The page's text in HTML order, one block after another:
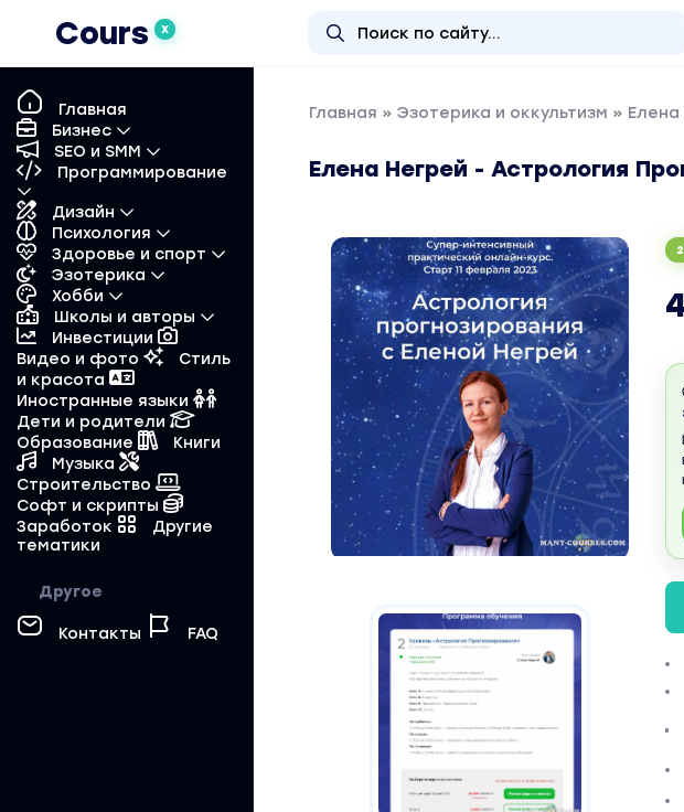
Cours X
Главная
Бизнес
SEO и SMM
Программирование
Дизайн
Психология
Здоровье и спорт
Эзотерика
Хобби
Школы и авторы
Инвестиции
Видео и фото
Стиль
и красота
Иностранные языки
Дети и родители
Образование
Книги
Музыка
Строительство
Софт и скрипты
Заработок
Другие
тематики
Другое
Контакты FAQ
Главная » Эзотерика и оккультизм » Елена
Елена Негрей - Астрология